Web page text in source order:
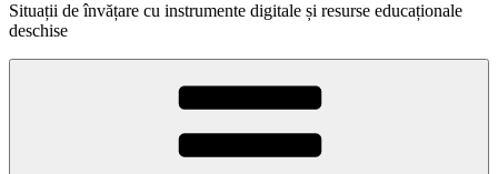
Situații de învățare cu instrumente digitale și resurse educaționale
deschise